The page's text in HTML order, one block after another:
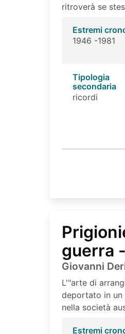
ritroverà se
Estremi
1946 -1981
Tipologia
secondaria
ricordi
guerra
Giovanni
L'"arte di
deportato in un
nella società
Estremi